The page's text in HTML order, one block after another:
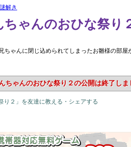
謎解き
ゃんのおひな祭り
ちゃんに閉じ込められてしまったお雛様の部屋
ちゃんのおひな祭り２の公開は終了しま
２」を友達に教える・シェアする